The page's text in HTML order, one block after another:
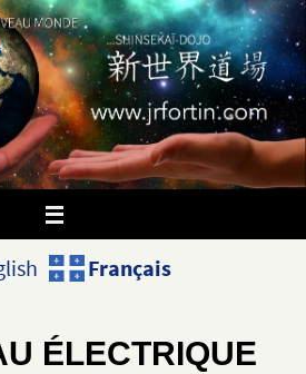
Français
ÉLECTRIQUE